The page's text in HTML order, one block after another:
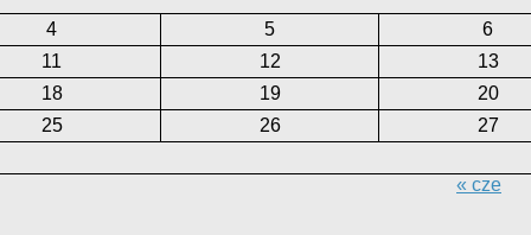
4 5 6
11 12 13
18 19 20
25 26 27
« cze